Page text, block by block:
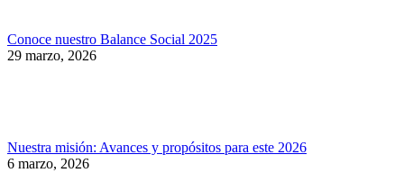
Conoce nuestro Balance Social 2025
29 marzo, 2026
Nuestra misión: Avances y propósitos para este 2026
6 marzo, 2026